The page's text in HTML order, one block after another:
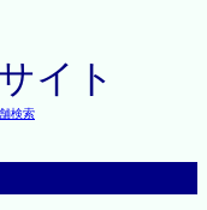
イト
検索